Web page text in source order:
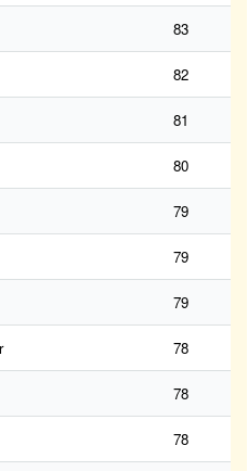
83
82
81
80
79
79
79
78
78
78